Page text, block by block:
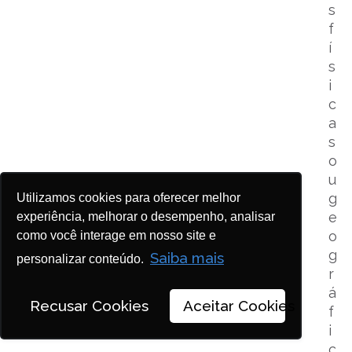
Utilizamos cookies para oferecer melhor
experiência, melhorar o desempenho, analisar
como você interage em nosso site e
personalizar conteúdo. Saiba mais
Recusar Cookies Aceitar Cookies
s
f
í
s
i
c
a
s
o
u
g
e
o
g
r
á
f
i